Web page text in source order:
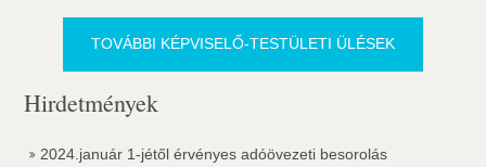
TOVÁBBI KÉPVISELŐ-TESTÜLETI ÜLÉSEK
Hirdetmények
2024.január 1-jétől érvényes adóövezeti besorolás